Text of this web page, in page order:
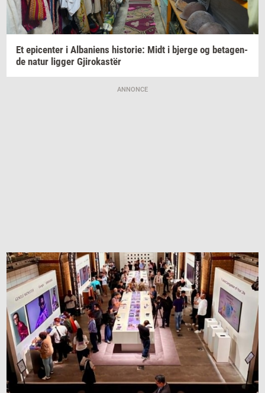
Et epi­cen­ter i Al­ba­ni­ens hi­sto­rie: Midt i bjer­ge og be­ta­gen­
de natur lig­ger Gjirokastër
ANNONCE